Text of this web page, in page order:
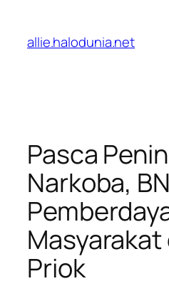
konten
allie.halodunia.net
Pasca
Narkoba,
Masyarakat
Priok